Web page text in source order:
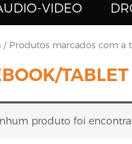
VIDEO
/ Produtos marcados com a
TABLET
produto foi